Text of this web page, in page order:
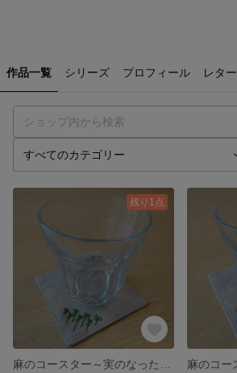
作品一覧 シリーズ プロフィール レター
残り1点